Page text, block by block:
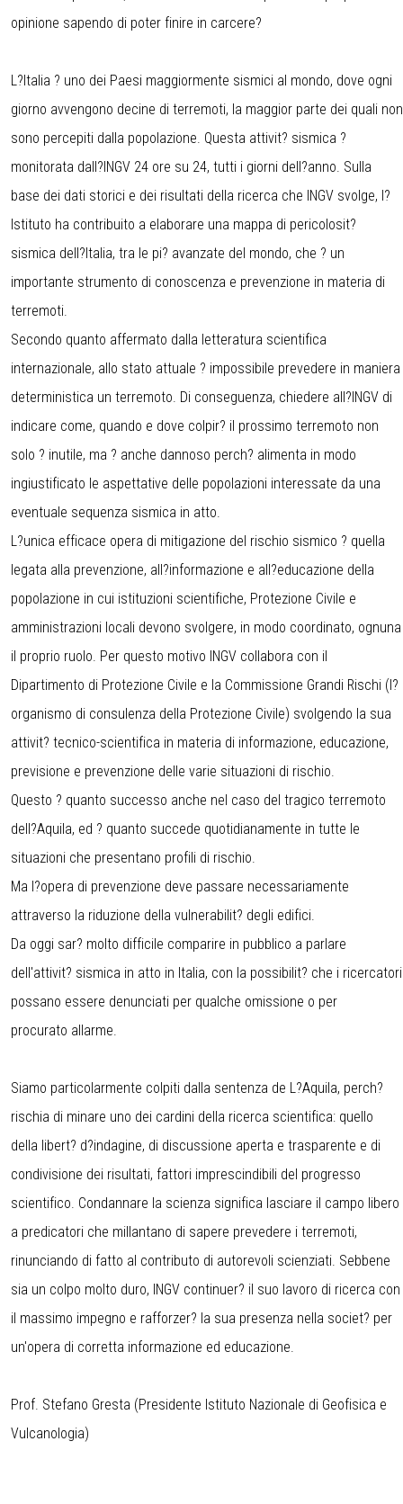
opinione sapendo di poter finire in carcere?
L?Italia ? uno dei Paesi maggiormente sismici al mondo, dove ogni
giorno avvengono decine di terremoti, la maggior parte dei quali non
sono percepiti dalla popolazione. Questa attivit? sismica ?
monitorata dall?INGV 24 ore su 24, tutti i giorni dell?anno. Sulla
base dei dati storici e dei risultati della ricerca che INGV svolge, l?
Istituto ha contribuito a elaborare una mappa di pericolosit?
sismica dell?Italia, tra le pi? avanzate del mondo, che ? un
importante strumento di conoscenza e prevenzione in materia di
terremoti.
Secondo quanto affermato dalla letteratura scientifica
internazionale, allo stato attuale ? impossibile prevedere in maniera
deterministica un terremoto. Di conseguenza, chiedere all?INGV di
indicare come, quando e dove colpir? il prossimo terremoto non
solo ? inutile, ma ? anche dannoso perch? alimenta in modo
ingiustificato le aspettative delle popolazioni interessate da una
eventuale sequenza sismica in atto.
L?unica efficace opera di mitigazione del rischio sismico ? quella
legata alla prevenzione, all?informazione e all?educazione della
popolazione in cui istituzioni scientifiche, Protezione Civile e
amministrazioni locali devono svolgere, in modo coordinato, ognuna
il proprio ruolo. Per questo motivo INGV collabora con il
Dipartimento di Protezione Civile e la Commissione Grandi Rischi (l?
organismo di consulenza della Protezione Civile) svolgendo la sua
attivit? tecnico-scientifica in materia di informazione, educazione,
previsione e prevenzione delle varie situazioni di rischio.
Questo ? quanto successo anche nel caso del tragico terremoto
dell?Aquila, ed ? quanto succede quotidianamente in tutte le
situazioni che presentano profili di rischio.
Ma l?opera di prevenzione deve passare necessariamente
attraverso la riduzione della vulnerabilit? degli edifici.
Da oggi sar? molto difficile comparire in pubblico a parlare
dell'attivit? sismica in atto in Italia, con la possibilit? che i ricercatori
possano essere denunciati per qualche omissione o per
procurato allarme.
Siamo particolarmente colpiti dalla sentenza de L?Aquila, perch?
rischia di minare uno dei cardini della ricerca scientifica: quello
della libert? d?indagine, di discussione aperta e trasparente e di
condivisione dei risultati, fattori imprescindibili del progresso
scientifico. Condannare la scienza significa lasciare il campo libero
a predicatori che millantano di sapere prevedere i terremoti,
rinunciando di fatto al contributo di autorevoli scienziati. Sebbene
sia un colpo molto duro, INGV continuer? il suo lavoro di ricerca con
il massimo impegno e rafforzer? la sua presenza nella societ? per
un'opera di corretta informazione ed educazione.
Prof. Stefano Gresta (Presidente Istituto Nazionale di Geofisica e
Vulcanologia)